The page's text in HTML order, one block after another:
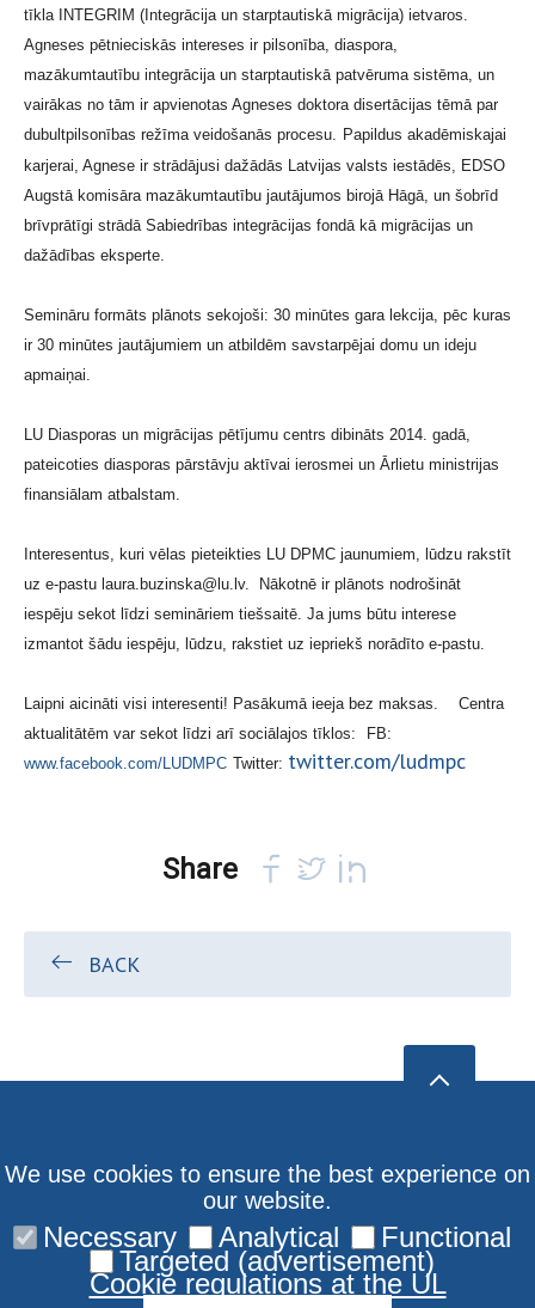
tīkla INTEGRIM (Integrācija un starptautiskā migrācija) ietvaros.
Agneses pētnieciskās intereses ir pilsonība, diaspora,
mazākumtautību integrācija un starptautiskā patvēruma sistēma, un
vairākas no tām ir apvienotas Agneses doktora disertācijas tēmā par
dubultpilsonības režīma veidošanās procesu.
Papildus akadēmiskajai
karjerai, Agnese ir strādājusi dažādās Latvijas valsts iestādēs, EDSO
Augstā komisāra mazākumtautību jautājumos birojā Hāgā, un šobrīd
brīvprātīgi strādā Sabiedrības integrācijas fondā kā migrācijas un
dažādības eksperte.
Semināru formāts plānots sekojoši: 30 minūtes gara lekcija, pēc kuras
ir 30 minūtes jautājumiem un atbildēm savstarpējai domu un ideju
apmaiņai.
LU Diasporas un migrācijas pētījumu centrs dibināts 2014. gadā,
pateicoties diasporas pārstāvju aktīvai ierosmei un Ārlietu ministrijas
finansiālam atbalstam.
Interesentus, kuri vēlas pieteikties LU DPMC jaunumiem, lūdzu rakstīt
uz e-pastu laura.buzinska@lu.lv. Nākotnē ir plānots nodrošināt
iespēju sekot līdzi semināriem tiešsaitē. Ja jums būtu interese
izmantot šādu iespēju, lūdzu, rakstiet uz iepriekš norādīto e-pastu.
Laipni aicināti visi interesenti! Pasākumā ieeja bez maksas.
Centra
aktualitātēm var sekot līdzi arī sociālajos tīklos:
FB:
www.facebook.com/LUDMPC Twitter: twitter.com/ludmpc
Share
BACK
We use cookies to ensure the best experience on
our website.
Necessary Analytical Functional
Targeted (advertisement)
Cookie regulations at the UL